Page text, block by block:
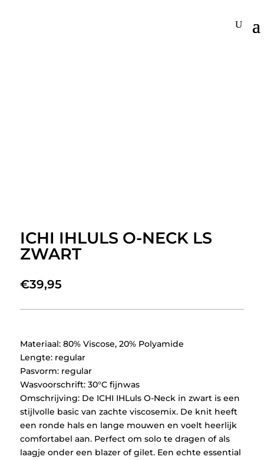
ICHI IHLULS O-NECK LS
ZWART
€39,95
Materiaal: 80% Viscose, 20% Polyamide
Lengte: regular
Pasvorm: regular
Wasvoorschrift: 30°C fijnwas
Omschrijving: De ICHI IHLuls O-Neck in zwart is een
stijlvolle basic van zachte viscosemix. De knit heeft
een ronde hals en lange mouwen en voelt heerlijk
comfortabel aan. Perfect om solo te dragen of als
laagje onder een blazer of gilet. Een echte essential